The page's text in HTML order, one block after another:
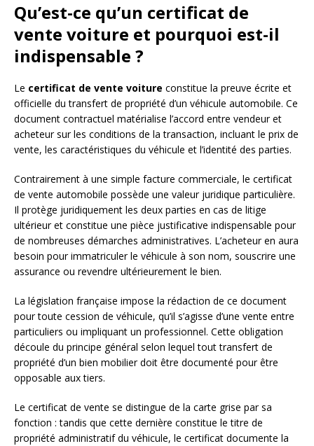
Qu’est-ce qu’un certificat de
vente voiture et pourquoi est-il
indispensable ?
Le certificat de vente voiture constitue la preuve écrite et
officielle du transfert de propriété d’un véhicule automobile. Ce
document contractuel matérialise l’accord entre vendeur et
acheteur sur les conditions de la transaction, incluant le prix de
vente, les caractéristiques du véhicule et l’identité des parties.
Contrairement à une simple facture commerciale, le certificat
de vente automobile possède une valeur juridique particulière.
Il protège juridiquement les deux parties en cas de litige
ultérieur et constitue une pièce justificative indispensable pour
de nombreuses démarches administratives. L’acheteur en aura
besoin pour immatriculer le véhicule à son nom, souscrire une
assurance ou revendre ultérieurement le bien.
La législation française impose la rédaction de ce document
pour toute cession de véhicule, qu’il s’agisse d’une vente entre
particuliers ou impliquant un professionnel. Cette obligation
découle du principe général selon lequel tout transfert de
propriété d’un bien mobilier doit être documenté pour être
opposable aux tiers.
Le certificat de vente se distingue de la carte grise par sa
fonction : tandis que cette dernière constitue le titre de
propriété administratif du véhicule, le certificat documente la